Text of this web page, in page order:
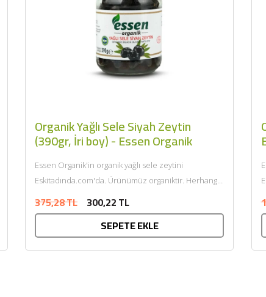
Organik Yağlı Sele Siyah Zeytin
(390gr, İri boy) - Essen Organik
Essen Organik'in organik yağlı sele zeytini
Eskitadında.com'da. Ürünümüz organiktir. Herhangi
Bakanlığı onaylıdır. ECOCERT tarafından...
375,28 TL 300,22 TL
SEPETE EKLE